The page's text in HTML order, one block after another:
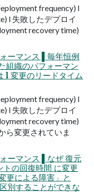
frequency) l
l 失敗したデプロイ
recovery time)
ーマンス ▌毎年恒例
織のパフォーマン
変更のリードタイム
frequency) l
l 失敗したデプロイ
recovery time)
ら変更されていま
ーマンス ▌なぜ 復元
トの回復時間 に変更
更による障害」と
別することができな